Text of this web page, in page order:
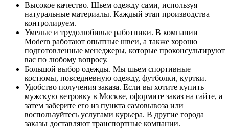
Высокое качество. Шьем одежду сами, используя
натуральные материалы. Каждый этап производства
контролируем.
Умелые и трудолюбивые работники. В компании
Modern работают опытные швеи, а также хорошо
подготовленные менеджеры, которые проконсультируют
вас по любому вопросу.
Большой выбор одежды. Мы шьем спортивные
костюмы, повседневную одежду, футболки, куртки.
Удобство получения заказа. Если вы хотите купить
мужскую ветровку в Москве, оформите заказ на сайте, а
затем заберите его из пункта самовывоза или
воспользуйтесь услугами курьера. В другие города
заказы доставляют транспортные компании.